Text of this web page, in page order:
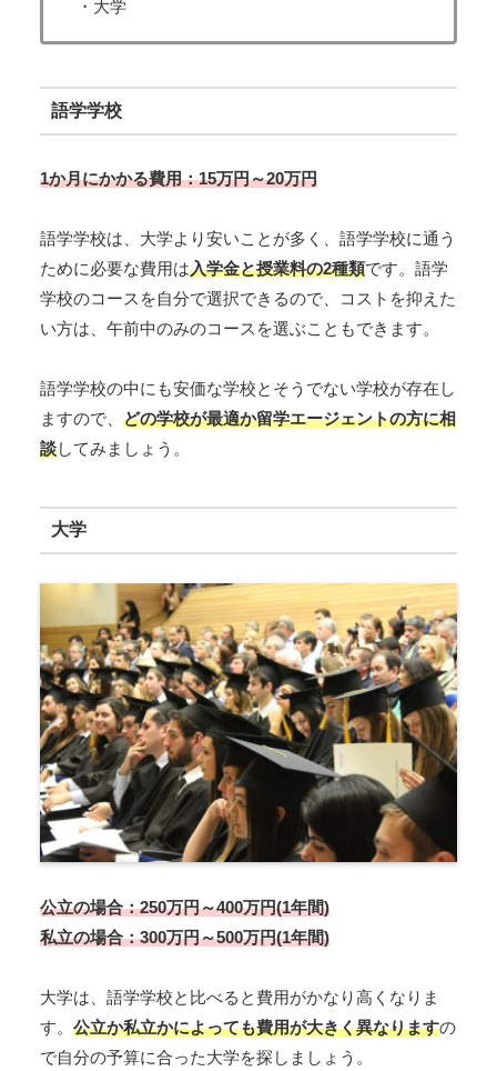
・大学
語学学校
1か月にかかる費用：15万円～20万円
語学学校は、大学より安いことが多く、語学学校に通う
ために必要な費用は入学金と授業料の2種類です。語学
学校のコースを自分で選択できるので、コストを抑えた
い方は、午前中のみのコースを選ぶこともできます。
語学学校の中にも安価な学校とそうでない学校が存在し
ますので、 どの学校が最適か留学エージェントの方に相
談してみましょう。
大学
公立の場合：250万円～400万円(1年間)
私立の場合：300万円～500万円(1年間)
大学は、語学学校と比べると費用がかなり高くなりま
す。 公立か私立かによっても費用が大きく異なりますの
で自分の予算に合った大学を探しましょう。